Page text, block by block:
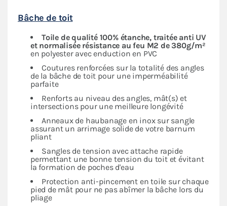
Bâche de toit
Toile de qualité 100% étanche, traitée anti UV
et normalisée résistance au feu M2 de 380g/m²
en polyester avec enduction en PVC
Coutures renforcées sur la totalité des angles
de la bâche de toit pour une imperméabilité
parfaite
Renforts au niveau des angles, mât(s) et
intersections pour une meilleure longévité
Anneaux de haubanage en inox sur sangle
assurant un arrimage solide de votre barnum
pliant
Sangles de tension avec attache rapide
permettant une bonne tension du toit et évitant
la formation de poches d'eau
Protection anti-pincement en toile sur chaque
pied de mât pour ne pas abîmer la bâche lors du
pliage